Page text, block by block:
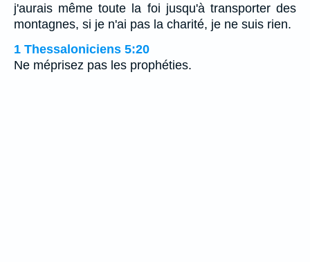
j'aurais même toute la foi jusqu'à transporter des
montagnes, si je n'ai pas la charité, je ne suis rien.
1 Thessaloniciens 5:20
Ne méprisez pas les prophéties.